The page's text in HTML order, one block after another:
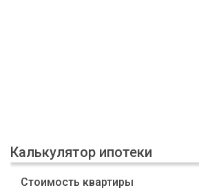
Калькулятор ипотеки
Стоимость квартиры